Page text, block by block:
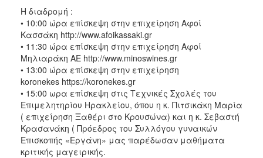
Η διαδρομή :
• 10:00 ώρα επίσκεψη στην επιχείρηση Αφοί
Κασσάκη http://www.afoikassaki.gr
• 11:30 ώρα επίσκεψη στην επιχείρηση Αφοί
Μηλιαράκη ΑΕ http://www.minoswines.gr
• 13:00 ώρα επίσκεψη στην επιχείρηση
koronekes https://koronekes.gr
• 15:00 ωρα επίσκεψη στις Τεχνικές Σχολές του
Επιμελητηρίου Ηρακλείου, όπου η κ. Πιτσικάκη Μαρία
( επιχείρηση Ξαθέρι στο Κρουσώνα) και η κ. Σεβαστή
Κρασανάκη ( Πρόεδρος του Συλλόγου γυναικών
Επισκοπής «Εργάνη» μας παρέδωσαν μαθήματα
κριτικής μαγειρικής.